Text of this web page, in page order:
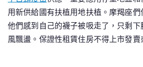
用新供給國有扶植用地扶植。摩羯座們
他們感到自己的襪子被吸走了，只剩
風飄盪。保證性租賃住房不得上市發賣